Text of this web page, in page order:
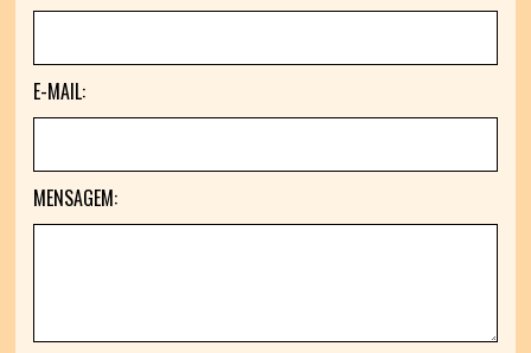
E-MAIL:
MENSAGEM: